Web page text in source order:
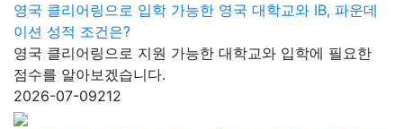
영국 클리어링으로 입학 가능한 영국 대학교와 IB, 파운데
이션 성적 조건은?
영국 클리어링으로 지원 가능한 대학교와 입학에 필요한
점수를 알아보겠습니다.
2026-07-09212